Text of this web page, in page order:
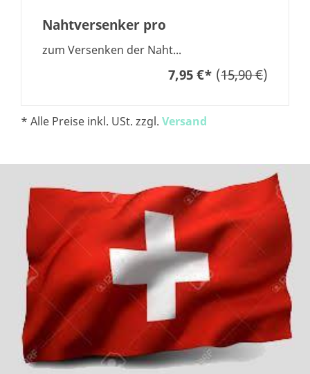
Nahtversenker pro
zum Versenken der Naht...
7,95 €* (15,90 €)
* Alle Preise inkl. USt. zzgl. Versand